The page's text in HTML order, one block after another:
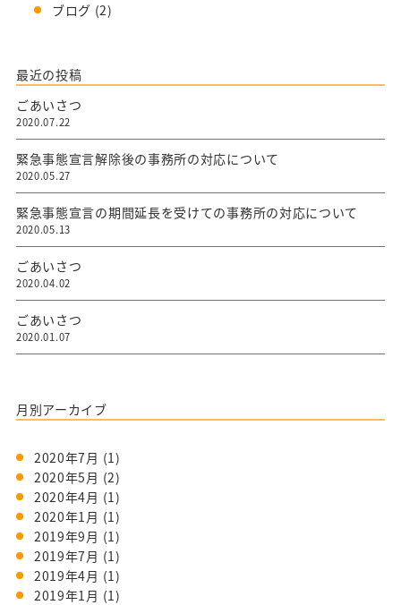
ブログ (2)
最近の投稿
ごあいさつ
2020.07.22
緊急事態宣言解除後の事務所の対応について
2020.05.27
緊急事態宣言の期間延長を受けての事務所の対応について
2020.05.13
ごあいさつ
2020.04.02
ごあいさつ
2020.01.07
月別アーカイブ
2020年7月 (1)
2020年5月 (2)
2020年4月 (1)
2020年1月 (1)
2019年9月 (1)
2019年7月 (1)
2019年4月 (1)
2019年1月 (1)